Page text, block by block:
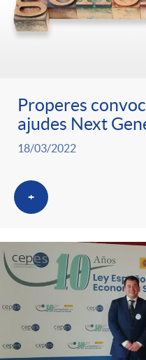
Properes
ajudes Next
18/03/2022
+